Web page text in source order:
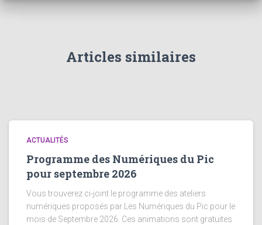
Articles similaires
ACTUALITÉS
Programme des Numériques du Pic
pour septembre 2026
Vous trouverez ci-joint le programme des ateliers
numériques proposés par Les Numériques du Pic pour le
mois de Septembre 2026. Ces animations sont gratuites